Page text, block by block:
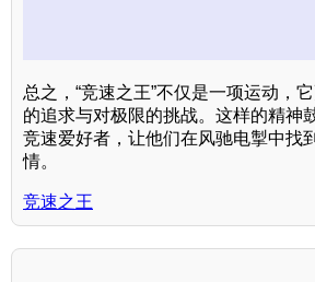
总之，“竞速之王”不仅是一项运动，
的追求与对极限的挑战。这样的精神
竞速爱好者，让他们在风驰电掣中找
情。
竞速之王